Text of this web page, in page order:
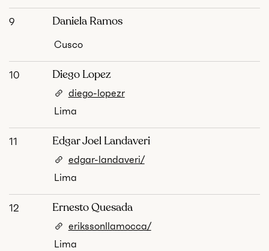
9 Daniela Ramos
Cusco
10 Diego Lopez
diego-lopezr
Lima
11 Edgar Joel Landaveri
edgar-landaveri/
Lima
12 Ernesto Quesada
erikssonllamocca/
Lima